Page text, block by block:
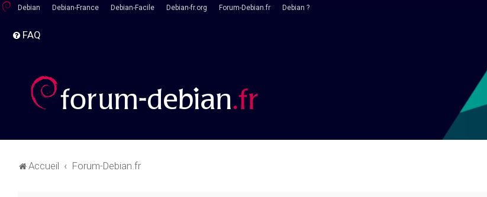
Debian Debian-France Debian-Facile Debian-fr.org Forum-Debian.fr Debian ?
FAQ
Accueil Forum-Debian.fr